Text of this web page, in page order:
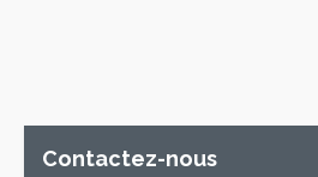
Contactez-nous